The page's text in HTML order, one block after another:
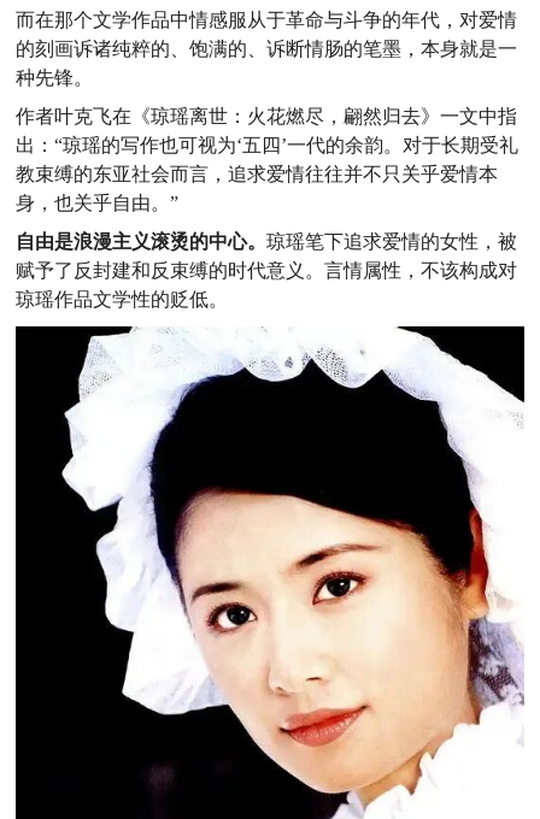
而在那个文学作品中情感服从于革命与斗争的年代，对爱情
的刻画诉诸纯粹的、饱满的、诉断情肠的笔墨，本身就是一
种先锋。
作者叶克飞在《琼瑶离世：火花燃尽，翩然归去》一文中指
出：“琼瑶的写作也可视为‘五四’一代的余韵。对于长期受礼
教束缚的东亚社会而言，追求爱情往往并不只关乎爱情本
身，也关乎自由。”
自由是浪漫主义滚烫的中心。琼瑶笔下追求爱情的女性，被
赋予了反封建和反束缚的时代意义。言情属性，不该构成对
琼瑶作品文学性的贬低。